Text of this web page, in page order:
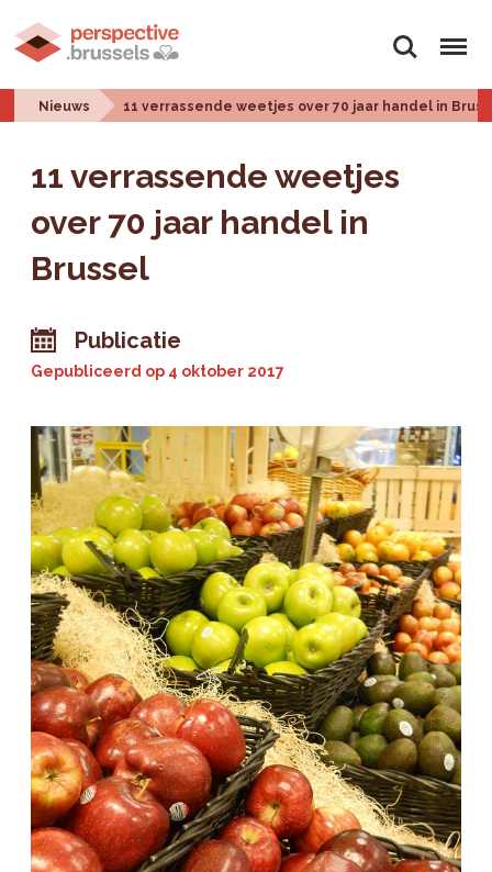
Zoeken Menu
Nieuws 11 verrassende weetjes over 70 jaar handel in
11 verrassende weetjes
over 70 jaar handel in
Brussel
Publicatie
Gepubliceerd op 4 oktober 2017